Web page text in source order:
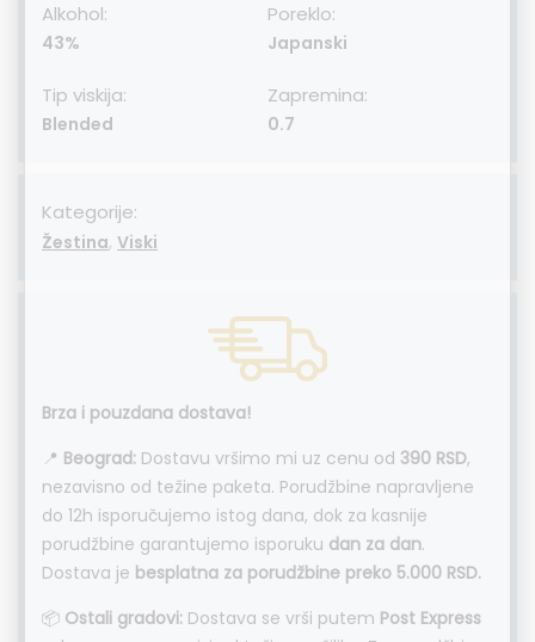
Alkohol:
43%
Poreklo:
Japanski
Tip viskija:
Blended
Zapremina:
0.7
Kategorije:
Žestina, Viski
Brza i pouzdana dostava!
📍 Beograd: Dostavu vršimo mi uz cenu od 390 RSD,
nezavisno od težine paketa. Porudžbine napravljene
do 12h isporučujemo istog dana, dok za kasnije
porudžbine garantujemo isporuku dan za dan.
Dostava je besplatna za porudžbine preko 5.000 RSD.
📦 Ostali gradovi: Dostava se vrši putem Post Express